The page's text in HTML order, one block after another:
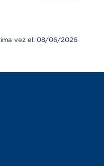
vez el: 08/06/2026